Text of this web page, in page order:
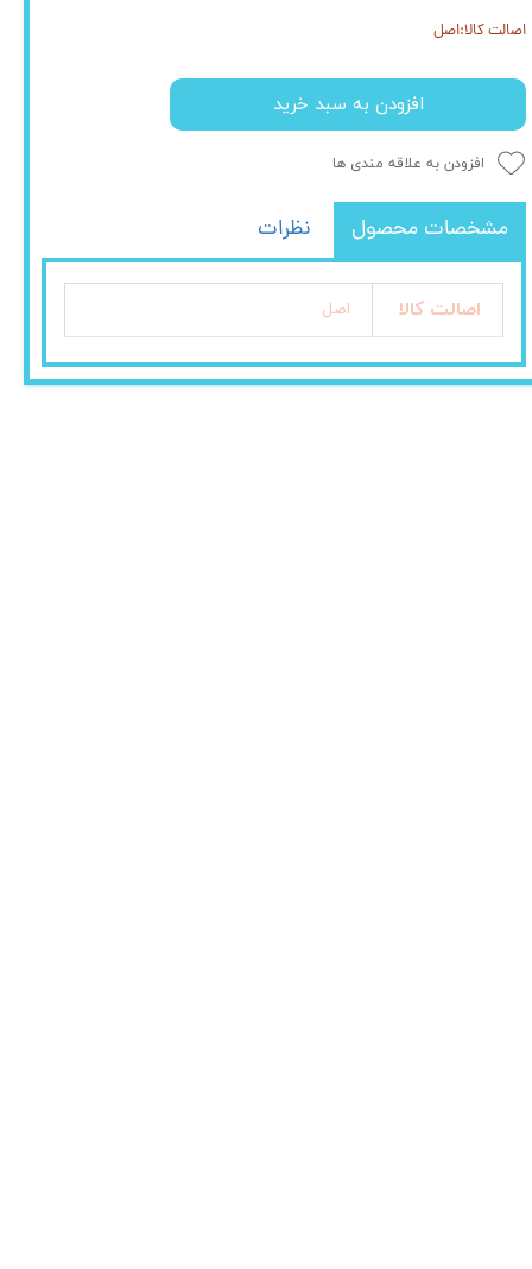
اصالت کالا:اصل
افزودن به سبد خرید
افزودن به علاقه مندی ها
مشخصات محصول نظرات
اصالت کالا اصل